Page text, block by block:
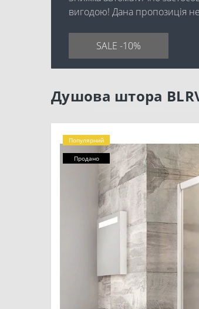
вигодою! Дана пропозиція
SALE -10%
Душова штора
Популярний
Продано